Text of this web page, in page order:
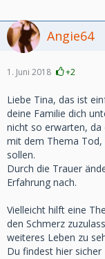
Angie64
1. Juni 2018 +2
Liebe Tina, das ist
deine Familie dich
nicht so erwarten, da
mit dem Thema Tod,
sollen.
Durch die Trauer
Erfahrung nach.
Vielleicht hilft eine
den Schmerz
weiteres Leben zu
Du findest hier